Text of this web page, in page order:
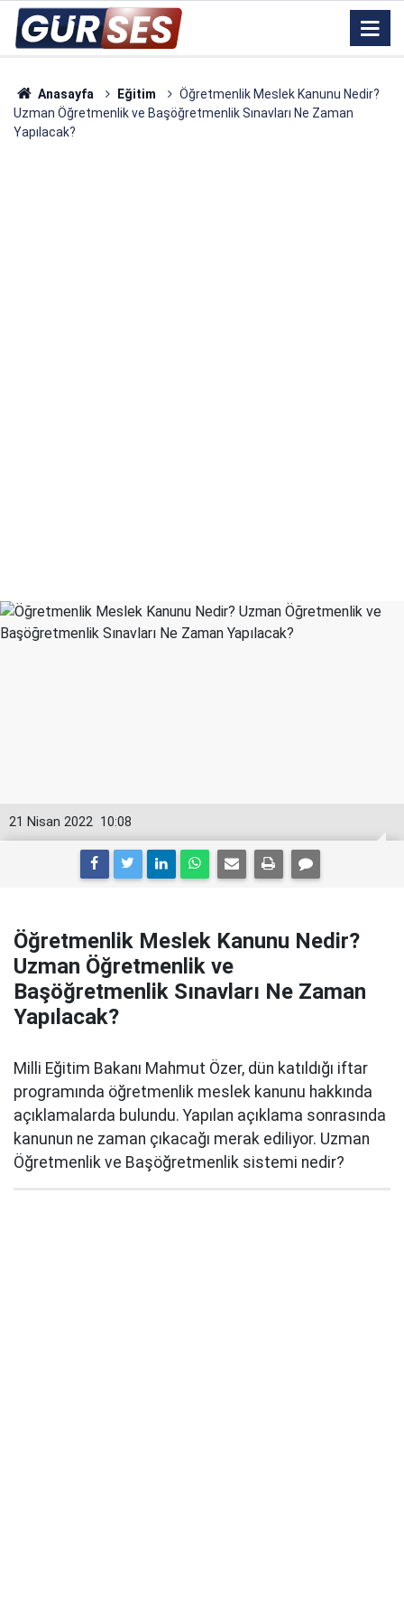
Anasayfa Eğitim
Öğretmenlik Meslek Kanunu Nedir?
Uzman Öğretmenlik ve Başöğretmenlik Sınavları Ne Zaman
Yapılacak?
10:08
21 Nisan 2022
Öğretmenlik Meslek Kanunu Nedir?
Uzman Öğretmenlik ve
Başöğretmenlik Sınavları Ne Zaman
Yapılacak?
Milli Eğitim Bakanı Mahmut Özer, dün katıldığı iftar
programında öğretmenlik meslek kanunu hakkında
açıklamalarda bulundu. Yapılan açıklama sonrasında
kanunun ne zaman çıkacağı merak ediliyor. Uzman
Öğretmenlik ve Başöğretmenlik sistemi nedir?